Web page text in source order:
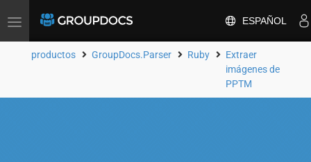
Toggle
ESPAÑOL
productos GroupDocs.Parser Ruby
Extraer
imágenes de
PPTM